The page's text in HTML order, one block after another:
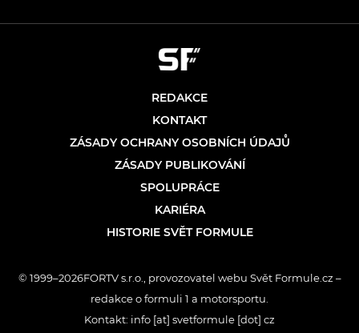
REDAKCE
KONTAKT
ZÁSADY OCHRANY OSOBNÍCH ÚDAJŮ
ZÁSADY PUBLIKOVÁNÍ
SPOLUPRÁCE
KARIÉRA
HISTORIE SVĚT FORMULE
© 1999–2026FORTV s.r.o., provozovatel webu Svět Formule.cz –
redakce o formuli 1 a motorsportu.
Kontakt: info [at] svetformule [dot] cz